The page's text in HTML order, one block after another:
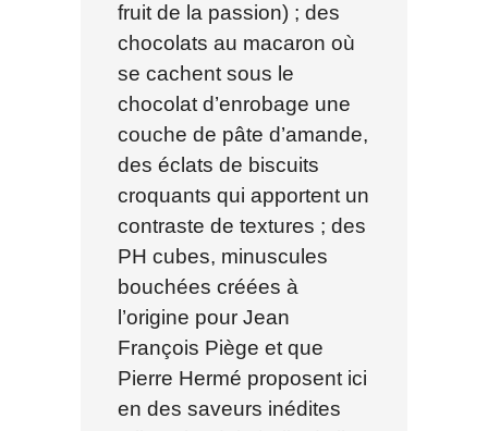
fruit de la passion) ; des
chocolats au macaron où
se cachent sous le
chocolat d’enrobage une
couche de pâte d’amande,
des éclats de biscuits
croquants qui apportent un
contraste de textures ; des
PH cubes, minuscules
bouchées créées à
l’origine pour Jean
François Piège et que
Pierre Hermé proposent ici
en des saveurs inédites